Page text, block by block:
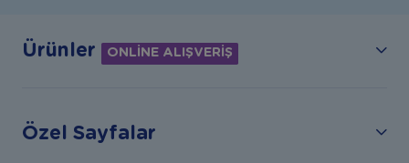
Ürünler ONLİNE ALIŞVERİŞ
Özel Sayfalar